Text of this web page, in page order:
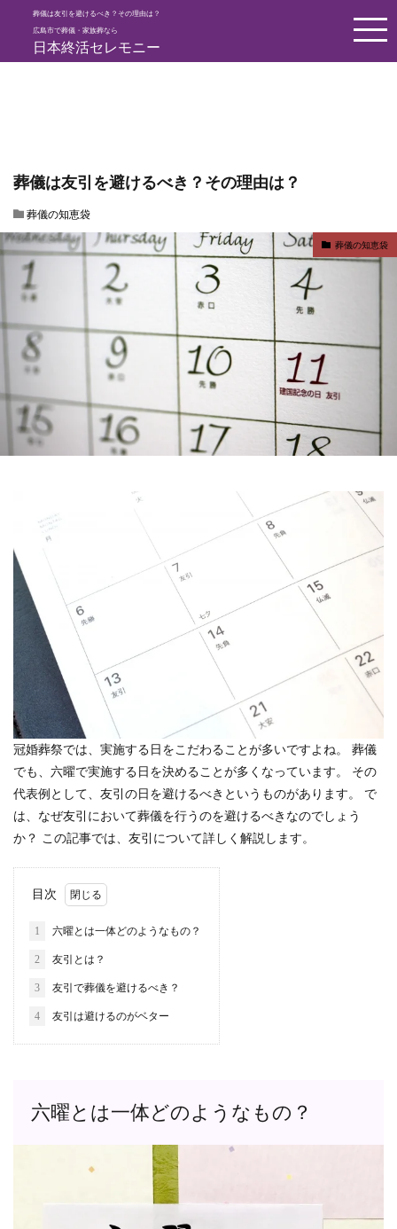
葬儀は友引を避けるべき？その理由は？
広島市で葬儀・家族葬なら
日本終活セレモニー
HOME 葬儀の知恵袋 葬儀は友引を避けるべき？その理由は？
葬儀は友引を避けるべき？その理由は？
葬儀の知恵袋
葬儀の知恵袋
冠婚葬祭では、実施する日をこだわることが多いですよね。 葬儀
でも、六曜で実施する日を決めることが多くなっています。 その
代表例として、友引の日を避けるべきというものがあります。 で
は、なぜ友引において葬儀を行うのを避けるべきなのでしょう
か？ この記事では、友引について詳しく解説します。
目次
1 六曜とは一体どのようなもの？
2 友引とは？
3 友引で葬儀を避けるべき？
4 友引は避けるのがベター
六曜とは一体どのようなもの？